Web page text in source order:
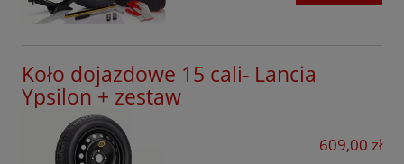
Koło dojazdowe 15 cali- Lancia
Ypsilon + zestaw
609,00 zł